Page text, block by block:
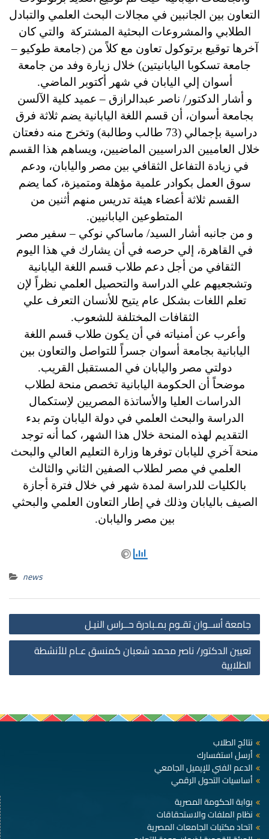
التعاون بين الجانبين في مجالات البحث العلمي والتبادل
الطلابي والمشروعات البحثية المشتركة والتي كان
آخرها توقيع برتوكول تعاون مع كلاً من (جامعة طوكيو –
جامعة تسكوبا اليابانيتين) خلال زيارة وفد من جامعة
أسوان إلي اليابان في شهر أكتوبر الماضي.
و أشار الدكتور/ ناصر عبدالرازق – عميد كلية الآلسن
بجامعة أسوان، أن قسم اللغة اليابانية يضم ثلاثة فرق
دراسية بإجمالي (73 طالب وطالبة) وتخرج منه دفعتان
خلال العاميين الدراسيين الماضيين، ويساهم هذا القسم
في زيادة التفاعل الثقافي بين مصر واليابان، ودعم
سوق العمل بكوادر علمية مؤهلة ومتميزة، كما يضم
القسم ثلاثة أعضاء هيئة تدريس منهم أثنين من
المتطوعين اليابانيين.
و من جانبه أشار السيد/ ماساكي نوكي – سفير مصر
في القاهرة، إلي حرصه في أن يشارك في هذا اليوم
الثقافي من أجل دعم طلاب قسم اللغة اليابانية
وتشجعيهم علي الدراسة والتحصيل العلمي نظراً لإن
تعلم اللغات بشكل عام يتيح للأنسان التعرف علي
الثقافات المختلفة للشعوب.
وأعرب عن أمنياته في أن يكون طلاب قسم اللغة
اليابانية بجامعة أسوان جسراً للتواصل والتعاون بين
دولتي مصر واليابان في المستقبل القريب.
موضحاً أن الحكومة اليابانية تخصص منحة لطلاب
الدراسات العليا والأساتذة المصريين لاِستكمال
الدراسة والبحث العلمي في دولة اليابان وتم بدء
التقديم لهذه المنحة خلال هذا الشهر، كما أنه توجد
منحة آخري لليابان توفرها وزارة التعليم العالي والبحث
العلمي في مصر لطلاب الصفين الثاني والثالث
بالكليات للدراسة لمدة شهر في خلال فترة أجازة
الصيف باليابان وذلك في إطار التعاون العلمي والبحثي
بين مصر واليابان.
news
جامعة أســوان تقـوم بمـبادرة حــراس النيـل
تعيين الدكتور/ ناصر محمد شعبان كمنسق عـام للأنشطة
الطلابية
نتائج الطلاب
أرسل استفسارك
الدعم الفني للإيميل الجامعي
أساسيات التحول الرقمي
بوابة الحكومة المصرية
نظام الملفات والاستحقاقات
اتحاد مكتبات الجامعات المصرية